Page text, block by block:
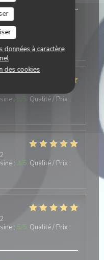
données à caractère
des cookies
1 ère fois chez
et le personnel au
: Qualité / Prix :
: /5 Qualité / Prix :
: Qualité / Prix :